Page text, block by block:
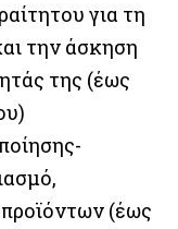
για τη
την άσκηση
της (έως
(έως